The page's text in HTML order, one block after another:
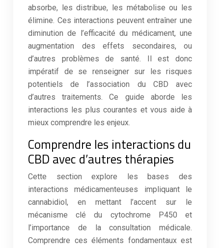
absorbe, les distribue, les métabolise ou les
élimine. Ces interactions peuvent entraîner une
diminution de l’efficacité du médicament, une
augmentation des effets secondaires, ou
d’autres problèmes de santé. Il est donc
impératif de se renseigner sur les risques
potentiels de l’association du CBD avec
d’autres traitements. Ce guide aborde les
interactions les plus courantes et vous aide à
mieux comprendre les enjeux.
Comprendre les interactions du
CBD avec d’autres thérapies
Cette section explore les bases des
interactions médicamenteuses impliquant le
cannabidiol, en mettant l’accent sur le
mécanisme clé du cytochrome P450 et
l’importance de la consultation médicale.
Comprendre ces éléments fondamentaux est